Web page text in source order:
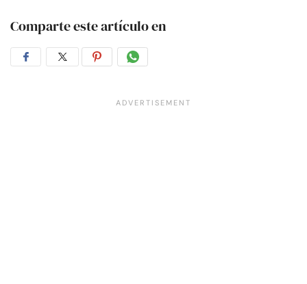
Comparte este artículo en
CompartirCompartirCompartir
Pinterest
Compartir
WhatsApp